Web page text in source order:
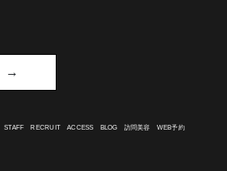
→
STAFF RECRUIT ACCESS BLOG 訪問美容 WEB予約